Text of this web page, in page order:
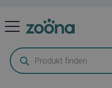
Products
search